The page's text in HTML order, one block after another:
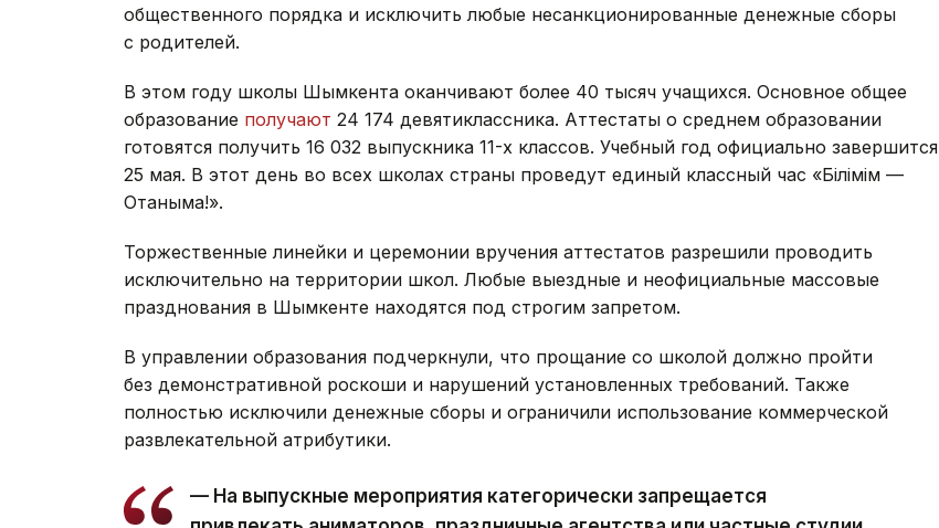
общественного порядка и исключить любые несанкционированные денежные сборы
с родителей.
В этом году школы Шымкента оканчивают более 40 тысяч учащихся. Основное общее
образование получают 24 174 девятиклассника. Аттестаты о среднем образовании
готовятся получить 16 032 выпускника 11-х классов. Учебный год официально завершится
25 мая. В этот день во всех школах страны проведут единый классный час «Білімім —
Отаныма!».
Торжественные линейки и церемонии вручения аттестатов разрешили проводить
исключительно на территории школ. Любые выездные и неофициальные массовые
празднования в Шымкенте находятся под строгим запретом.
В управлении образования подчеркнули, что прощание со школой должно пройти
без демонстративной роскоши и нарушений установленных требований. Также
полностью исключили денежные сборы и ограничили использование коммерческой
развлекательной атрибутики.
— На выпускные мероприятия категорически запрещается